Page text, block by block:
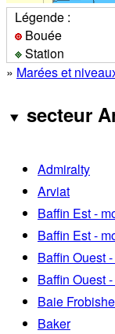
Légende :
Bouée
Station
» Marées et
secteur
Admiralty
Arviat
Baffin Est -
Baffin Est -
Baffin Ouest
Baffin Ouest
Baie
Baker